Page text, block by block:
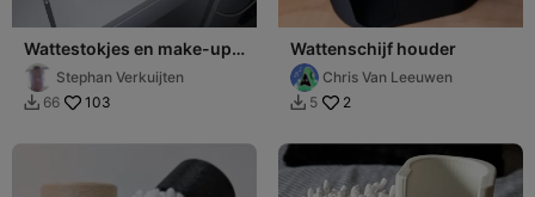
Wattestokjes en make-up
pads houder.
Stephan Verkuijten
 66 103
Wattenschijf houder
Chris Van Leeuwen
 5 2